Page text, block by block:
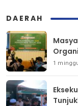
DAERAH
1